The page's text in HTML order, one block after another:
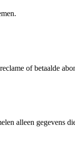
of betaalde
alleen gegevens